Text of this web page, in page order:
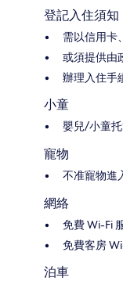
登記入住須知
需以信用卡
或須提供由
辦理入住手
小童
嬰兒/小童
寵物
不准寵物進
網絡
免費 Wi-Fi
免費客房
泊車